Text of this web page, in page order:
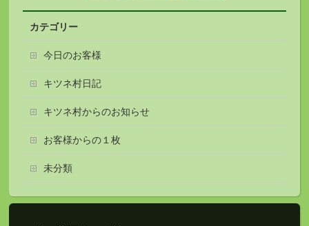
カテゴリー
今日のお客様
キツネ村日記
キツネ村からのお知らせ
お客様からの１枚
未分類